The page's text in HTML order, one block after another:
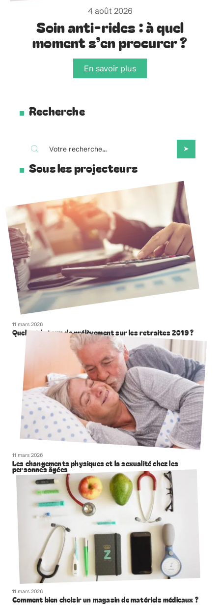
4 août 2026
Soin anti-rides : à quel
moment s’en procurer ?
En savoir plus
Recherche
Sous les projecteurs
11 mars 2026
Quel est le taux de prélèvement sur les retraites 2019 ?
11 mars 2026
Les changements physiques et la sexualité chez les
personnes âgées
11 mars 2026
Comment bien choisir un magasin de matériels médicaux ?